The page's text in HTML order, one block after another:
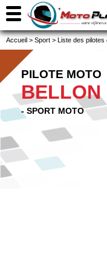
Accueil > Sport > Liste des
PILOTE MOTO
BELLON
- SPORT MOTO